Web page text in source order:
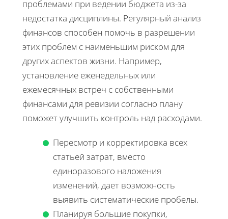
проблемами при ведении бюджета из-за
недостатка дисциплины. Регулярный анализ
финансов способен помочь в разрешении
этих проблем с наименьшим риском для
других аспектов жизни. Например,
установление еженедельных или
ежемесячных встреч с собственными
финансами для ревизии согласно плану
поможет улучшить контроль над расходами.
Пересмотр и корректировка всех
статьей затрат, вместо
единоразового наложения
изменений, дает возможность
выявить систематические пробелы.
Планируя большие покупки,